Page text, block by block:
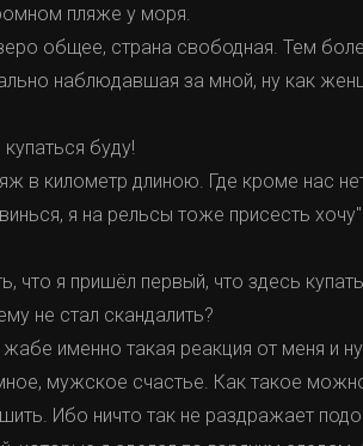
пляже у моря.
общее, страна свободная. Тем
наблюдавшая за мной, ну как
буду!
в километр длиною. Где кроме нас
я на рельсы тоже присесть
что я пришёл первый, что здесь
не стал скандалить?
именно такая реакция от меня и
мужское счастье. Как такое
Ибо ничто так не раздражает